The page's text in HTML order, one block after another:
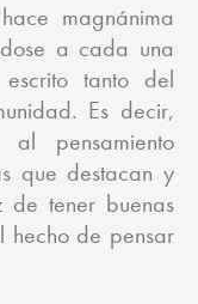
magnánima
a cada una
tanto del
Es decir,
pensamiento
que destacan y
tener buenas
hecho de pensar